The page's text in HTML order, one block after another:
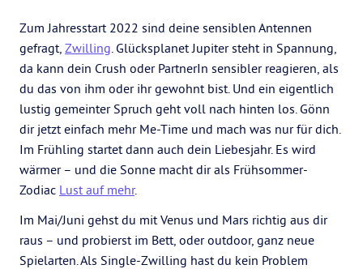
Zum Jahresstart 2022 sind deine sensiblen Antennen
gefragt, Zwilling. Glücksplanet Jupiter steht in Spannung,
da kann dein Crush oder PartnerIn sensibler reagieren, als
du das von ihm oder ihr gewohnt bist. Und ein eigentlich
lustig gemeinter Spruch geht voll nach hinten los. Gönn
dir jetzt einfach mehr Me-Time und mach was nur für dich.
Im Frühling startet dann auch dein Liebesjahr. Es wird
wärmer – und die Sonne macht dir als Frühsommer-
Zodiac Lust auf mehr.
Im Mai/Juni gehst du mit Venus und Mars richtig aus dir
raus – und probierst im Bett, oder outdoor, ganz neue
Spielarten. Als Single-Zwilling hast du kein Problem